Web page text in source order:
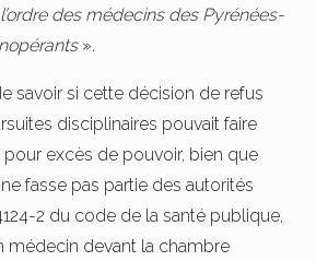
des médecins des Pyrénées-
».
savoir si cette décision de refus
disciplinaires pouvait faire
pour excès de pouvoir, bien que
fasse pas partie des autorités
2 du code de la santé publique,
médecin devant la chambre